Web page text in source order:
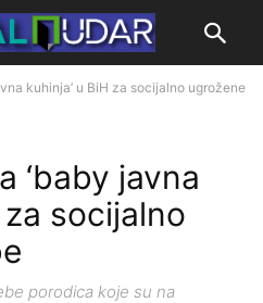
kuhinja’ u BiH za socijalno ugrožene
‘baby javna
za socijalno
porodica koje su na